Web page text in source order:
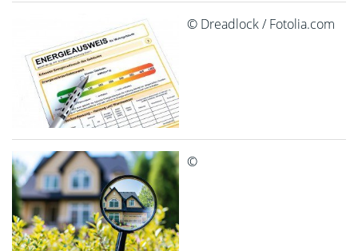
© Dreadlock / Fotolia.com
©